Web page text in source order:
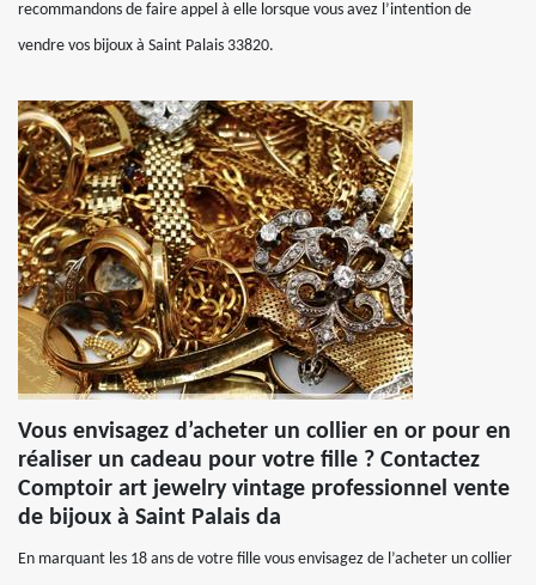
recommandons de faire appel à elle lorsque vous avez l’intention de
vendre vos bijoux à Saint Palais 33820.
Vous envisagez d’acheter un collier en or pour en
réaliser un cadeau pour votre fille ? Contactez
Comptoir art jewelry vintage professionnel vente
de bijoux à Saint Palais da
En marquant les 18 ans de votre fille vous envisagez de l’acheter un collier